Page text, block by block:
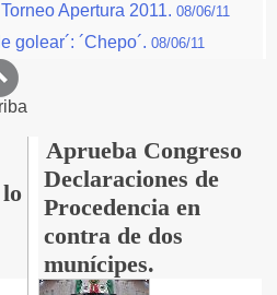
Apertura 2011. 08/06/11
golear´: ´Chepo´. 08/06/11
Aprueba Congreso
Declaraciones de
Procedencia en
contra de dos
munícipes.